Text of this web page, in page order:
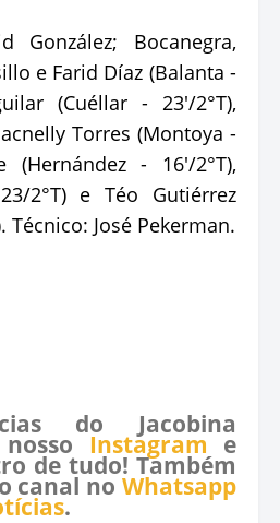
González; Bocanegra,
e Farid Díaz (Balanta -
(Cuéllar - 23'/2°T),
Torres (Montoya -
(Hernández - 16'/2°T),
2°T) e Téo Gutiérrez
José Pekerman.
do Jacobina
Instagram e
de tudo! Também
canal no Whatsapp
.